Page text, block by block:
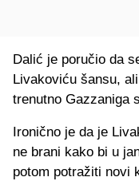
Dalić je poručio da
Livakoviću šansu,
trenutno Gazzaniga
Ironično je da je
ne brani kako bi u
potom potražiti novi